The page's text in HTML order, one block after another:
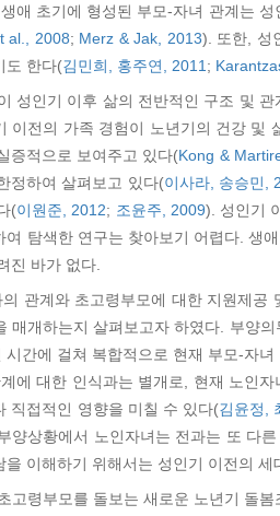
애 초기에 형성된 부모-자녀 관계는
al., 2008; Merz & Jak, 2013). 또한, 성
도 한다(김민희, 홍주연, 2011;
성인기 이후 삶의 전반적인 구조 및
이전의 가족 경험이 노년기의 건강 및
증적으로 보여주고 있다(Kong &
정하여 살펴보고 있다(이사라, 송승민,
(이원준, 2012; 조윤주, 2009). 성인기
여 탐색한 연구는 찾아보기 어렵다. 생
진 바가 없다.
의 관계와 초고령부모에 대한 지원제
매개하는지 살펴보고자 하였다. 부양
시간에 걸쳐 복합적으로 현재 부모-자
에 대한 인식과는 별개로, 현재 노인
직접적인 영향을 미칠 수 있다(김윤정,
양상황에서 노인자녀는 전과는 또 다
을 이해하기 위해서는 성인기 이전의
고령부모를 돌보는 새로운 노년기 돌